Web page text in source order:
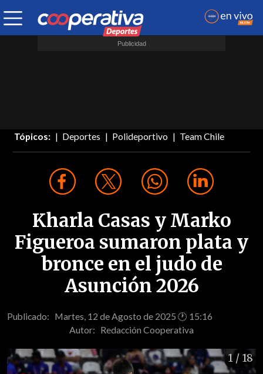
Tópicos: Deportes Polideportivo Team Chile
Kharla Casas y Marko
Figueroa sumaron plata y
bronce en el judo de
Asunción 2026
Publicado: Martes, 12 de Agosto de 2025 🕐 15:16
Autor: Redacción Cooperativa
1 / 18